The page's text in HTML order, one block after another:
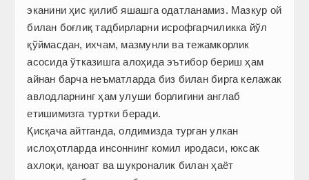
эканини ҳис қилиб яшашга одатланамиз. Мазкур ой
билан боғлиқ тадбирларни исрофгарчиликка йўл
қўймасдан, ихчам, мазмунли ва тежамкорлик
асосида ўтказишга алоҳида эътибор бериш ҳам
айнан барча неъматларда биз билан бирга келажак
авлодларнинг ҳам улуши борлигини англаб
етишимизга туртки беради.
Қисқача айтганда, олдимизда турган улкан
ислоҳотларда инсоннинг комил иродаси, юксак
ахлоқи, қаноат ва шукроналик билан ҳаёт